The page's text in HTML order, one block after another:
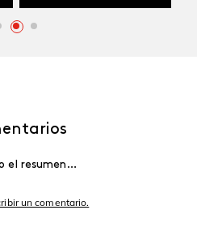
el resumen…
un comentario.